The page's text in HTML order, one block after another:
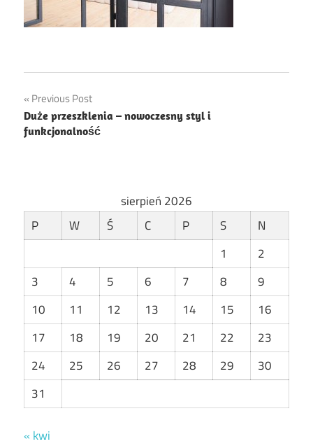
Nawigacja
wpisu
Previous Post
Duże przeszklenia – nowoczesny styl i
funkcjonalność
sierpień 2026
P
W Ś C P S
N
1
2
3
4 5 6 7 8
9
10
11 12 13 14 15
16
17
18 19 20 21 22
23
24
25 26 27 28 29
30
31
« kwi